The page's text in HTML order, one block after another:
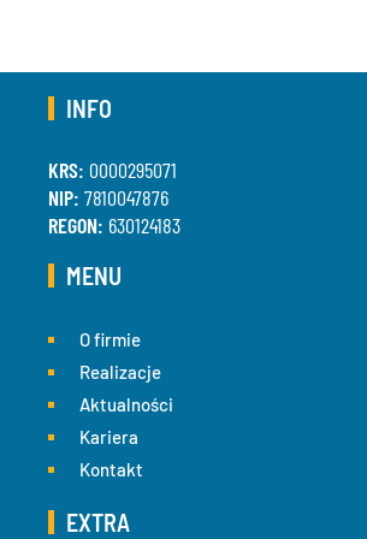
INFO
KRS: 0000295071
NIP: 7810047876
REGON: 630124183
MENU
O firmie
Realizacje
Aktualności
Kariera
Kontakt
EXTRA